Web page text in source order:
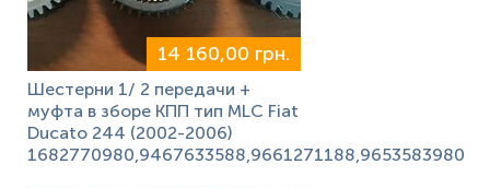
14 160,00 грн.
Шестерни 1/ 2 передачи +
муфта в зборе КПП тип MLC Fiat
Ducato 244 (2002-2006)
1682770980,9467633588,9661271188,9653583980